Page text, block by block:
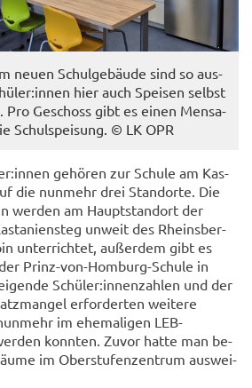
neuen Schul­ge­bäu­de sind so aus­
hier auch Spei­sen selbst
Ge­schoss gibt es einen Men­s­a­
Schul­spei­sung. © LK OPR
ge­hö­ren zur Schu­le am Kas­
die nun­mehr drei Stand­or­te. Die
wer­den am Haupt­stand­ort der
un­weit des Rheins­ber­
un­ter­rich­tet, au­ßer­dem gibt es
Prinz-​von-Homburg-Schule in
Schü­ler:in­nen­zah­len und der
er­for­der­ten wei­te­re
im ehe­ma­li­gen LEB-​
konn­ten. Zuvor hatte man be­
im Ober­stu­fen­zen­trum aus­wei­